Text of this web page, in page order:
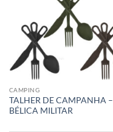
CAMPING
TALHER DE CAMPANHA –
BÉLICA MILITAR